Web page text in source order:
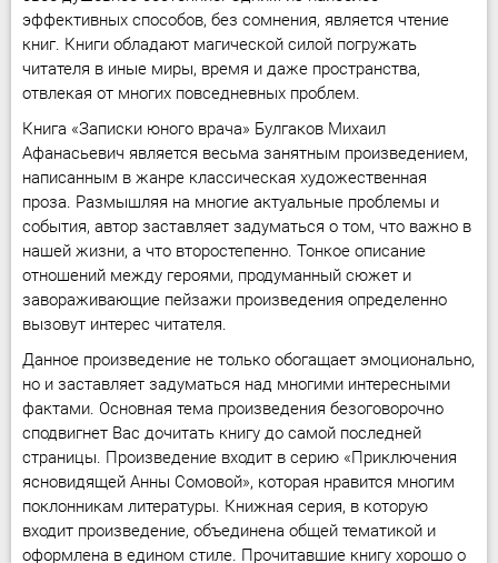
эффективных способов, без сомнения, является чтение
книг. Книги обладают магической силой погружать
читателя в иные миры, время и даже пространства,
отвлекая от многих повседневных проблем.
Книга «Записки юного врача» Булгаков Михаил
Афанасьевич является весьма занятным произведением,
написанным в жанре классическая художественная
проза. Размышляя на многие актуальные проблемы и
события, автор заставляет задуматься о том, что важно в
нашей жизни, а что второстепенно. Тонкое описание
отношений между героями, продуманный сюжет и
завораживающие пейзажи произведения определенно
вызовут интерес читателя.
Данное произведение не только обогащает эмоционально,
но и заставляет задуматься над многими интересными
фактами. Основная тема произведения безоговорочно
сподвигнет Вас дочитать книгу до самой последней
страницы. Произведение входит в серию «Приключения
ясновидящей Анны Сомовой», которая нравится многим
поклонникам литературы. Книжная серия, в которую
входит произведение, объединена общей тематикой и
оформлена в едином стиле. Прочитавшие книгу хорошо о